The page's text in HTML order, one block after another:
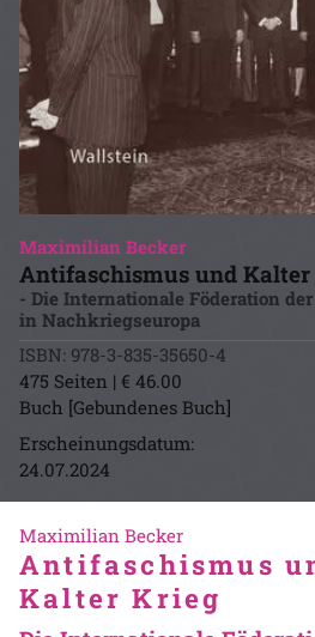
Maximilian Becker
Antifaschismus und
- Die Internationale Föderation
in Nachkriegseuropa
ISBN: 978-3-835-35650-4
475 Seiten | € 46.00
Buch [Gebundenes Buch]
Erscheinungsdatum:
24.07.2024
Maximilian Becker
Antifaschismus
Kalter Krieg